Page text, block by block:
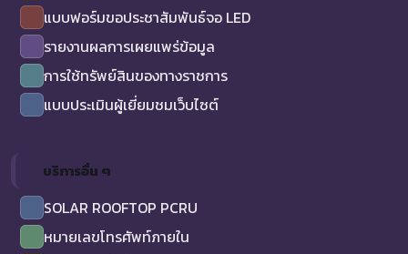
แบบฟอร์มขอประชาสัมพันธ์จอ LED
รายงานผลการเผยแพร่ข้อมูล
การใช้ทรัพย์สินของทางราชการ
แบบประเมินผู้เยี่ยมชมเว็บไซต์
บริการอื่น ๆ
SOLAR ROOFTOP PCRU
หมายเลขโทรศัพท์ภายใน